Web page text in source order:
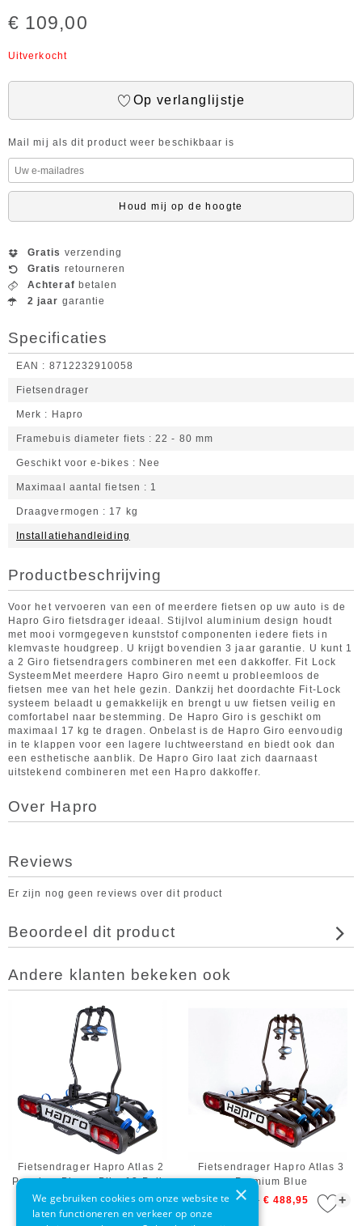
€ 109,00
Uitverkocht
Op verlanglijstje
Mail mij als dit product weer beschikbaar is
Houd mij op de hoogte
Gratis verzending
Gratis retourneren
Achteraf betalen
2 jaar garantie
Specificaties
EAN 8712232910058
Fietsendrager
Merk Hapro
Framebuis diameter fiets 22 - 80 mm
Geschikt voor e-bikes Nee
Maximaal aantal fietsen 1
Draagvermogen 17 kg
Installatiehandleiding
Productbeschrijving
Voor het vervoeren van een of meerdere fietsen op uw auto is de
Hapro Giro fietsdrager ideaal. Stijlvol aluminium design houdt
met mooi vormgegeven kunststof componenten iedere fiets in
klemvaste houdgreep. U krijgt bovendien 3 jaar garantie. U kunt 1
a 2 Giro fietsendragers combineren met een dakkoffer. Fit Lock
SysteemMet meerdere Hapro Giro neemt u probleemloos de
fietsen mee van het hele gezin. Dankzij het doordachte Fit-Lock
systeem belaadt u gemakkelijk en brengt u uw fietsen veilig en
comfortabel naar bestemming. De Hapro Giro is geschikt om
maximaal 17 kg te dragen. Onbelast is de Hapro Giro eenvoudig
in te klappen voor een lagere luchtweerstand en biedt ook dan
een esthetische aanblik. De Hapro Giro laat zich daarnaast
uitstekend combineren met een Hapro dakkoffer.
Over Hapro
Reviews
Er zijn nog geen reviews over dit product
Beoordeel dit product
Andere klanten bekeken ook
+
Fietsendrager Hapro Atlas 2
Premium Blue e-Bike 13-Polig
€ 529,00 € 438,95 +
Fietsendrager Hapro Atlas 3
Premium Blue
€ 529,00 € 488,95
×
We gebruiken cookies om onze website te
laten functioneren en verkeer op onze